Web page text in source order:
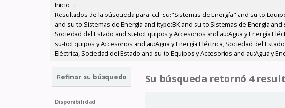
Inicio ›
Resultados de la búsqueda para 'ccl=su:"Sistemas de Energía" and su-
and su-to:Sistemas de Energía and itype:BK and su-to:Sistemas de Energía
Sociedad del Estado and su-to:Equipos y Accesorios and au:Agua y Energía
su-to:Equipos y Accesorios and au:Agua y Energía Eléctrica, Sociedad del
Eléctrica, Sociedad del Estado and su-to:Equipos y Accesorios and au:Agua y
Refinar su búsqueda
Disponibilidad
Su búsqueda retornó 4